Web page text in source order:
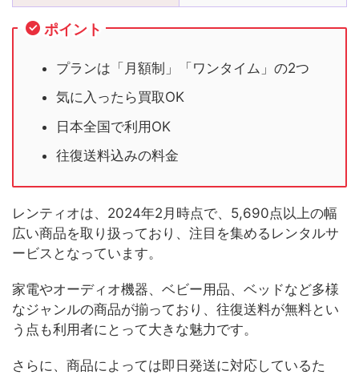
ポイント
プランは「月額制」「ワンタイム」の2つ
気に入ったら買取OK
日本全国で利用OK
往復送料込みの料金
レンティオは、2024年2月時点で、5,690点以上の幅
広い商品を取り扱っており、注目を集めるレンタルサ
ービスとなっています。
家電やオーディオ機器、ベビー用品、ベッドなど多様
なジャンルの商品が揃っており、往復送料が無料とい
う点も利用者にとって大きな魅力です。
さらに、商品によっては即日発送に対応しているた